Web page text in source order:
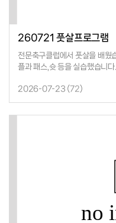
260721 풋살프로그램
전문축구클럽에서 풋살을 배웠
플과 패스,슛 등을 실습했습니다.
2026-07-23 (72)